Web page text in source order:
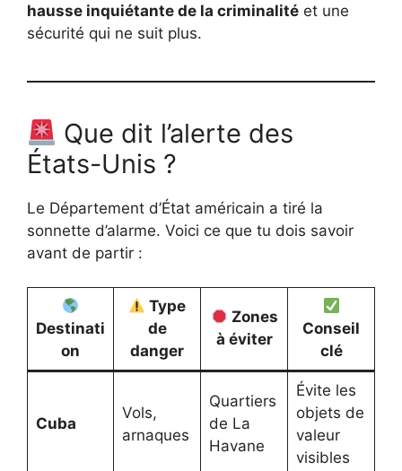
hausse inquiétante de la criminalité et une
sécurité qui ne suit plus.
Que dit l’alerte des
États-Unis ?
Le Département d’État américain a tiré la
sonnette d’alarme. Voici ce que tu dois savoir
avant de partir :
Destinati
on
Type
de
danger
Zones
à éviter
Conseil
clé
Cuba
Vols,
arnaques
Quartiers
de La
Havane
Évite les
objets de
valeur
visibles